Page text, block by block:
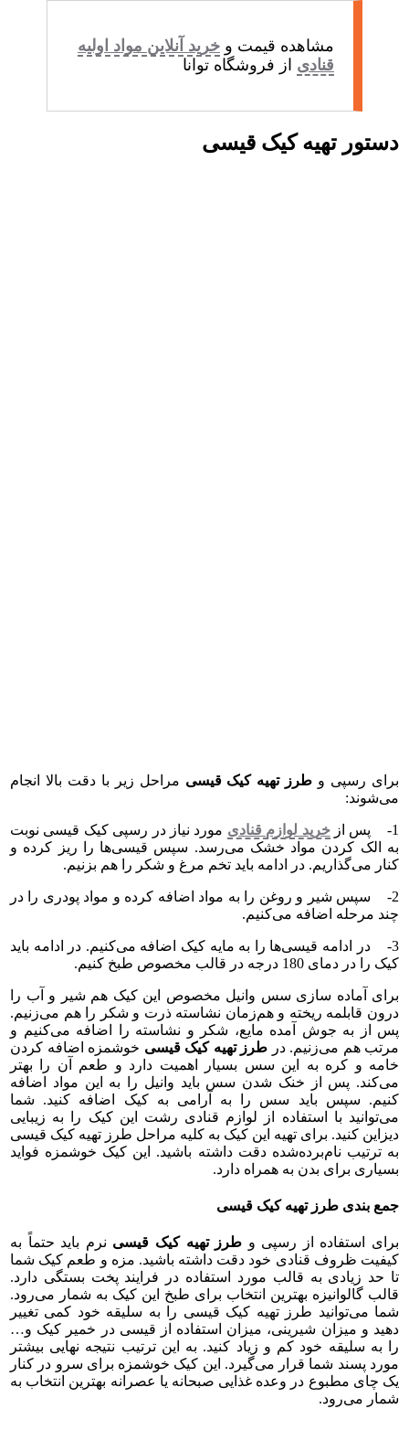
مشاهده قیمت و خرید آنلاین مواد اولیه
قنادی از فروشگاه توانا
دستور تهیه کیک قیسی
برای رسپی و طرز تهیه کیک قیسی مراحل زیر با دقت بالا انجام
می‌شوند:
1- پس از خرید لوازم قنادی مورد نیاز در رسپی کیک قیسی نوبت
به الک کردن مواد خشک می‌رسد. سپس قیسی‌ها را ریز کرده و
کنار می‌گذاریم. در ادامه باید تخم مرغ و شکر را هم بزنیم.
2- سپس شیر و روغن را به مواد اضافه کرده و مواد پودری را در
چند مرحله اضافه می‌کنیم.
3- در ادامه قیسی‌ها را به مایه کیک اضافه می‌کنیم. در ادامه باید
کیک را در دمای 180 درجه در قالب مخصوص طبخ کنیم.
برای آماده سازی سس وانیل مخصوص این کیک هم شیر و آب را
درون قابلمه ریخته و هم‌زمان نشاسته ذرت و شکر را هم می‌زنیم.
پس از به جوش آمده مایع، شکر و نشاسته را اضافه می‌کنیم و
مرتب هم می‌زنیم. در طرز تهیه کیک قیسی خوشمزه اضافه کردن
خامه و کره به این سس بسیار اهمیت دارد و طعم آن را بهتر
می‌کند. پس از خنک شدن سس باید وانیل را به این مواد اضافه
کنیم. سپس باید سس را به آرامی به کیک اضافه کنید. شما
می‌توانید با استفاده از لوازم قنادی رشت این کیک را به زیبایی
دیزاین کنید. برای تهیه این کیک به کلیه مراحل طرز تهیه کیک قیسی
به ترتیب نام‌برده‌شده دقت داشته باشید. این کیک خوشمزه فواید
بسیاری برای بدن به همراه دارد.
جمع بندی طرز تهیه کیک قیسی
برای استفاده از رسپی و طرز تهیه کیک قیسی نرم باید حتماً به
کیفیت ظروف قنادی خود دقت داشته باشید. مزه و طعم کیک شما
تا حد زیادی به قالب مورد استفاده در فرایند پخت بستگی دارد.
قالب گالوانیزه بهترین انتخاب برای طبخ این کیک به شمار می‌رود.
شما می‌توانید طرز تهیه کیک قیسی را به سلیقه خود کمی تغییر
دهید و میزان شیرینی، میزان استفاده از قیسی در خمیر کیک و…
را به سلیقه خود کم و زیاد کنید. به این ترتیب نتیجه نهایی بیشتر
مورد پسند شما قرار می‌گیرد. این کیک خوشمزه برای سرو در کنار
یک چای مطبوع در وعده غذایی صبحانه یا عصرانه بهترین انتخاب به
شمار می‌رود.